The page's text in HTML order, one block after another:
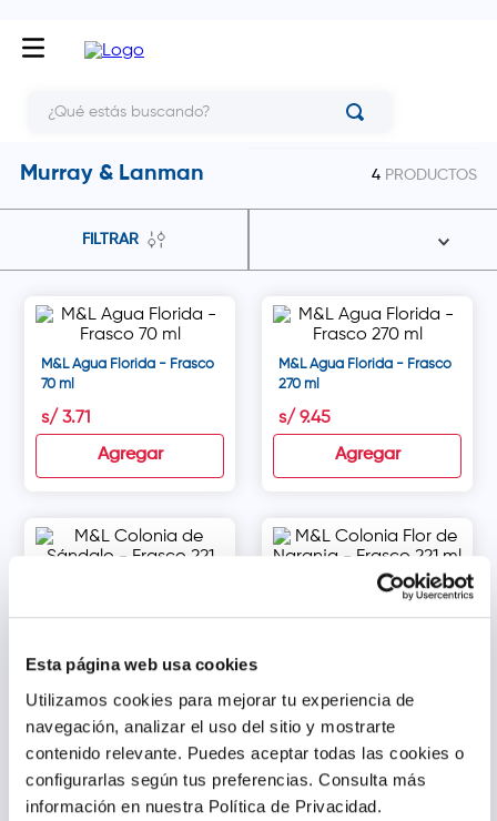
Esta página web usa cookies
Utilizamos cookies para mejorar tu experiencia de
navegación, analizar el uso del sitio y mostrarte
contenido relevante. Puedes aceptar todas las cookies o
configurarlas según tus preferencias. Consulta más
información en nuestra Política de Privacidad.
Murray & Lanman 4 PRODUCTOS
FILTRAR
M&L Agua Florida - Frasco
70 ml
s/ 3.71
Agregar
M&L Agua Florida - Frasco
270 ml
s/ 9.45
Agregar
s/ 6.87
Agregar
M&L Colonia Flor de
Naranja - Frasco 221 ml
Agregar